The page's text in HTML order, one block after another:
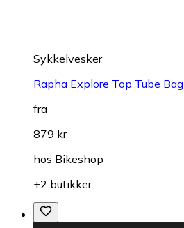
Sykkelvesker
Rapha Explore Top Tube Bag
fra
879 kr
hos Bikeshop
+2 butikker